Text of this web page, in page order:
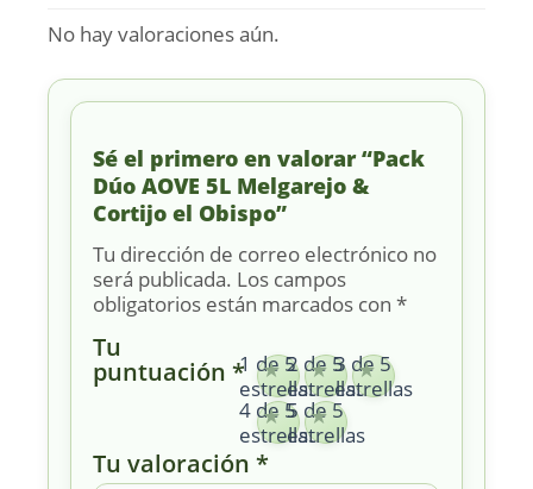
No hay valoraciones aún.
Sé el primero en valorar “Pack
Dúo AOVE 5L Melgarejo &
Cortijo el Obispo”
Tu dirección de correo electrónico no
será publicada. Los campos
obligatorios están marcados con *
Tu
puntuación *1 de 5
estrellas
2 de 5
estrellas
3 de 5
estrellas
4 de 5
estrellas
5 de 5
estrellas
Tu valoración *